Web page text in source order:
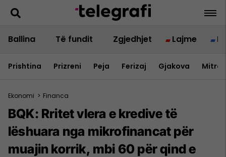
Ballina Të fundit Zgjedhjet Lajme
Prishtina Prizreni Peja Ferizaj Gjakova
Ekonomi > Financa
BQK: Rritet vlera e kredive të
lëshuara nga mikrofinancat për
muajin korrik, mbi 60 për qind e